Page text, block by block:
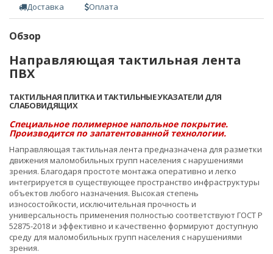
Доставка Оплата
Обзор
Направляющая тактильная лента
ПВХ
ТАКТИЛЬНАЯ ПЛИТКА И ТАКТИЛЬНЫЕ УКАЗАТЕЛИ ДЛЯ
СЛАБОВИДЯЩИХ
Специальное полимерное напольное покрытие.
Производится по запатентованной технологии.
Направляющая тактильная лента предназначена для разметки
движения маломобильных групп населения с нарушениями
зрения. Благодаря простоте монтажа оперативно и легко
интегрируется в существующее пространство инфраструктуры
объектов любого назначения. Высокая степень
износостойкости, исключительная прочность и
универсальность применения полностью соответствуют ГОСТ Р
52875-2018 и эффективно и качественно формируют доступную
среду для маломобильных групп населения с нарушениями
зрения.